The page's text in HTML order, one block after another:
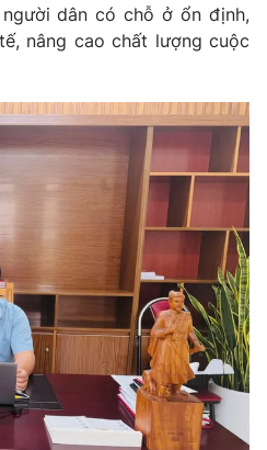
dân có chỗ ở ổn định,
nâng cao chất lượng cuộc